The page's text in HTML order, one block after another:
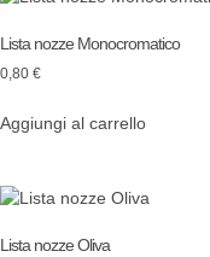
Lista nozze Monocromatico
0,80 €
Aggiungi al carrello
Lista nozze Oliva